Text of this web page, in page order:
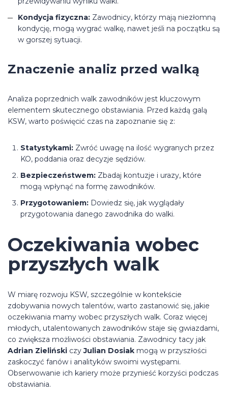
Kondycja fizyczna: Zawodnicy, którzy mają niezłomną
kondycję, mogą wygrać walkę, nawet jeśli na początku są
w gorszej sytuacji.
Znaczenie analiz przed walką
Analiza poprzednich walk zawodników jest kluczowym
elementem skutecznego obstawiania. Przed każdą galą
KSW, warto poświęcić czas na zapoznanie się z:
Statystykami: Zwróć uwagę na ilość wygranych przez
KO, poddania oraz decyzje sędziów.
Bezpieczeństwem: Zbadaj kontuzje i urazy, które
mogą wpłynąć na formę zawodników.
Przygotowaniem: Dowiedz się, jak wyglądały
przygotowania danego zawodnika do walki.
Oczekiwania wobec
przyszłych walk
W miarę rozwoju KSW, szczególnie w kontekście
zdobywania nowych talentów, warto zastanowić się, jakie
oczekiwania mamy wobec przyszłych walk. Coraz więcej
młodych, utalentowanych zawodników staje się gwiazdami,
co zwiększa możliwości obstawiania. Zawodnicy tacy jak
Adrian Zieliński czyJulian Dosiak mogą w przyszłości
zaskoczyć fanów i analityków swoimi występami.
Obserwowanie ich kariery może przynieść korzyści podczas
obstawiania.